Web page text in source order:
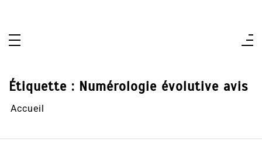
Étiquette : Numérologie évolutive avis
Accueil